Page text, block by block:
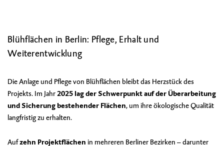
Blühflächen in Berlin: Pflege, Erhalt und
Weiterentwicklung
Die Anlage und Pflege von Blühflächen bleibt das Herzstück des
Projekts. Im Jahr2025 lag der Schwerpunkt auf der Überarbeitung
und Sicherung bestehender Flächen, um ihre ökologische Qualität
langfristig zu erhalten.
Aufzehn Projektflächen in mehreren Berliner Bezirken – darunter